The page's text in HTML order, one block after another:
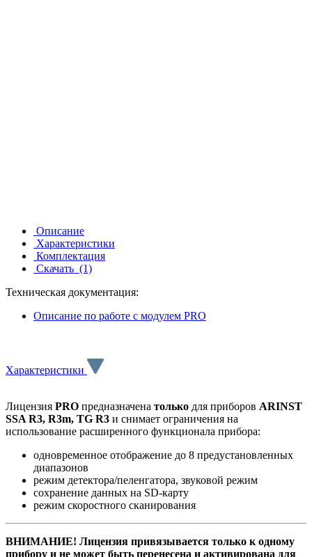
Описание
Характеристики
Комплектация
Скачать (1)
Техническая документация:
Описание по работе с модулем PRO
Характеристики
Лицензия PRO предназначена только для приборов ARINST
SSA R3, R3m, TG R3 и снимает ограничения на
использование расширенного функционала прибора:
одновременное отображение до 8 предустановленных
диапазонов
режим детектора/пеленгатора, звуковой режим
сохранение данных на SD-карту
режим скоростного сканирования
ВНИМАНИЕ! Лицензия привязывается только к одному
прибору и не может быть перенесена и активирована для